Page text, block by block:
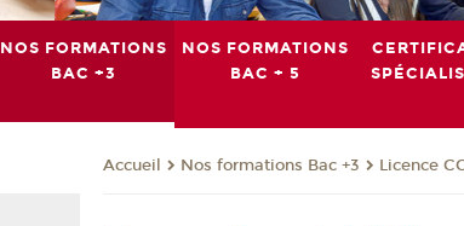
NOS FORMATIONS
BAC +3
NOS FORMATIONS
BAC + 5
Accueil Nos formations Bac +3 Licence